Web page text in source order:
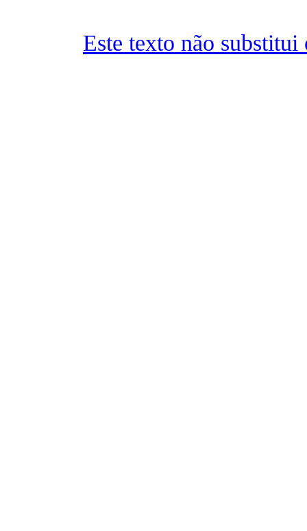
Este texto não